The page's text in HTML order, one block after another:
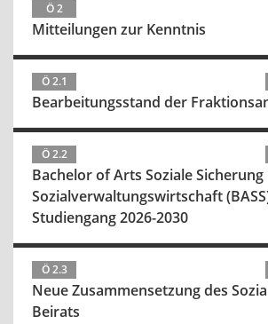
Ö 2
Mitteilungen zur Kenntnis
Ö 2.1
Bearbeitungsstand der
Ö 2.2
Bachelor of Arts Soziale Sicherung
Sozialverwaltungswirtschaft
Studiengang 2026-2030
Ö 2.3
Neue Zusammensetzung des
Beirats